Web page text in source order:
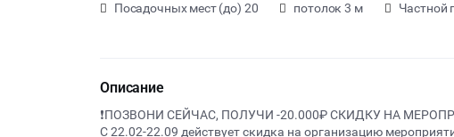
Посадочных мест (до) 20 потолок 3 м Частной
Описание
❗️ПОЗВОНИ СЕЙЧАС, ПОЛУЧИ -20.000₽ СКИДКУ НА
С 22.02-22.09 действует скидка на организацию